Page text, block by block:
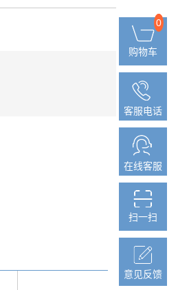
0
购物车
客服电话
在线客服
扫一扫
意见反馈
0
购物车
客服电话
在线客服
扫一扫
意见反馈